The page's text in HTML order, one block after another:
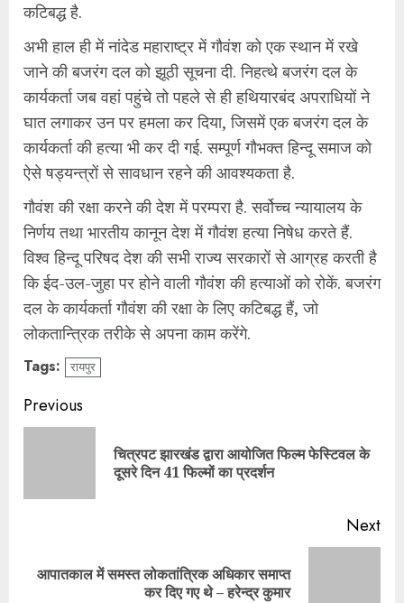
कटिबद्ध है.
अभी हाल ही में नांदेड महाराष्ट्र में गौवंश को एक स्थान में रखे
जाने की बजरंग दल को झूठी सूचना दी. निहत्थे बजरंग दल के
कार्यकर्ता जब वहां पहुंचे तो पहले से ही हथियारबंद अपराधियों ने
घात लगाकर उन पर हमला कर दिया, जिसमें एक बजरंग दल के
कार्यकर्ता की हत्या भी कर दी गई. सम्पूर्ण गौभक्त हिन्दू समाज को
ऐसे षड्यन्त्रों से सावधान रहने की आवश्यकता है.
गौवंश की रक्षा करने की देश में परम्परा है. सर्वोच्च न्यायालय के
निर्णय तथा भारतीय कानून देश में गौवंश हत्या निषेध करते हैं.
विश्व हिन्दू परिषद देश की सभी राज्य सरकारों से आग्रह करती है
कि ईद-उल-जुहा पर होने वाली गौवंश की हत्याओं को रोकें. बजरंग
दल के कार्यकर्ता गौवंश की रक्षा के लिए कटिबद्ध हैं, जो
लोकतान्त्रिक तरीके से अपना काम करेंगे.
Tags: रायपुर
Continue
Reading
Previous
चित्रपट झारखंड द्वारा आयोजित फिल्म फेस्टिवल के
दूसरे दिन 41 फिल्मों का प्रदर्शन
Next
Next
आपातकाल में समस्त लोकतांत्रिक अधिकार समाप्त
कर दिए गए थे – हरेन्द्र कुमार